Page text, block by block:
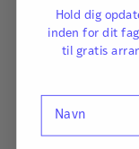
Hold dig
inden for dit
til gratis
Navn